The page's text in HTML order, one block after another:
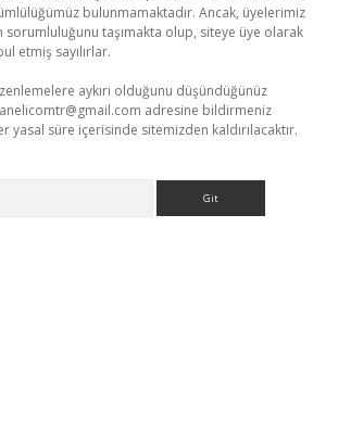
bulunmamaktadır. Ancak, üyelerimiz
sorumluluğunu taşımakta olup, siteye üye olarak
etmiş sayılırlar.
aykırı olduğunu düşündüğünüz
adresine bildirmeniz
yasal süre içerisinde sitemizden kaldırılacaktır.